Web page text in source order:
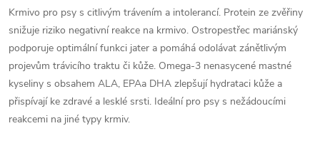
Krmivo pro psy s citlivým trávením a intolerancí. Protein ze zvěřiny
snižuje riziko negativní reakce na krmivo. Ostropestřec mariánský
podporuje optimální funkci jater a pomáhá odolávat zánětlivým
projevům trávicího traktu či kůže. Omega-3 nenasycené mastné
kyseliny s obsahem ALA, EPAa DHA zlepšují hydrataci kůže a
přispívají ke zdravé a lesklé srsti. Ideální pro psy s nežádoucími
reakcemi na jiné typy krmiv.